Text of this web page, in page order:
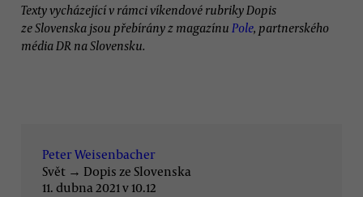
Texty vycházející v rámci víkendové rubriky Dopis
ze Slovenska jsou přebírány z magazínu Pole, partnerského
média DR na Slovensku.
Peter Weisenbacher
Svět → Dopis ze Slovenska
11. dubna 2021 v 10.12